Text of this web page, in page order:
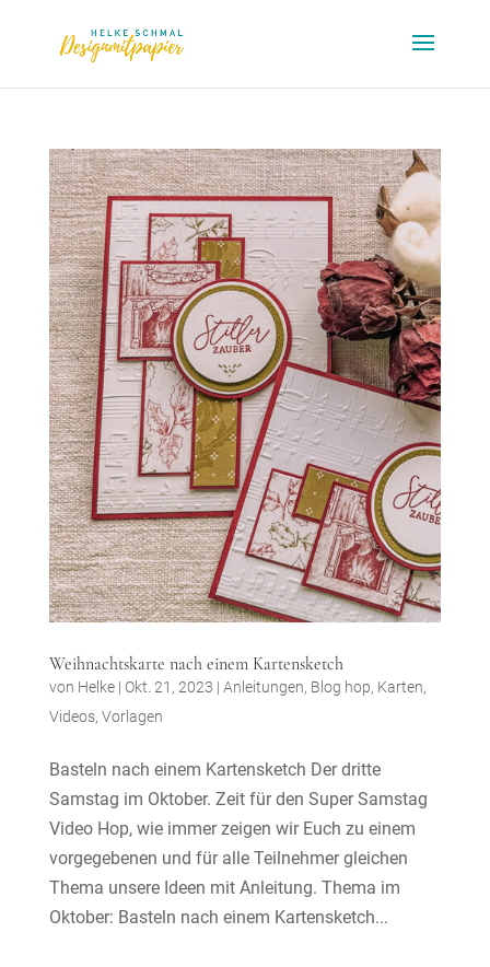
Weihnachtskarte nach einem Kartensketch
von Helke| Okt. 21, 2023 | Anleitungen, Blog hop, Karten,
Videos, Vorlagen
Basteln nach einem Kartensketch Der dritte
Samstag im Oktober. Zeit für den Super Samstag
Video Hop, wie immer zeigen wir Euch zu einem
vorgegebenen und für alle Teilnehmer gleichen
Thema unsere Ideen mit Anleitung. Thema im
Oktober: Basteln nach einem Kartensketch...